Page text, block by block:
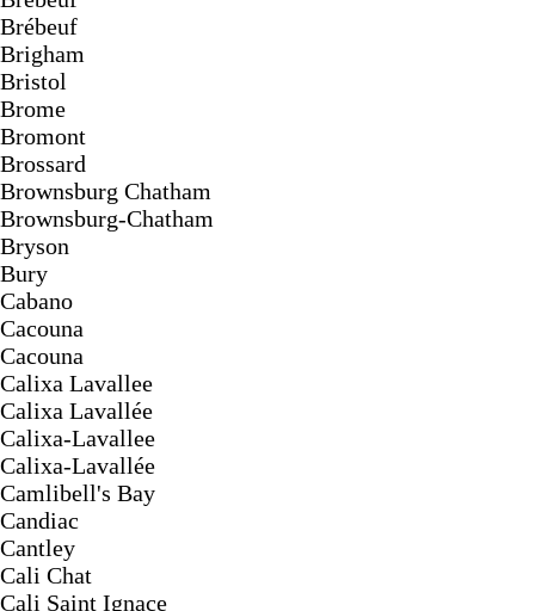
Brébeuf
Brigham
Bristol
Brome
Bromont
Brossard
Brownsburg Chatham
Brownsburg-Chatham
Bryson
Bury
Cabano
Cacouna
Cacouna
Calixa Lavallee
Calixa Lavallée
Calixa-Lavallee
Calixa-Lavallée
Camlibell's Bay
Candiac
Cantley
Cali Chat
Cali Saint Ignace